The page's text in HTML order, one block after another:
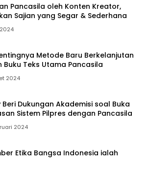
Pancasila oleh Konten Kreator,
Sajian yang Segar & Sederhana
Metode Baru Berkelanjutan
Teks Utama Pancasila
2024
Beri Dukungan Akademisi soal Buka
Sistem Pilpres dengan Pancasila
2024
Etika Bangsa Indonesia ialah